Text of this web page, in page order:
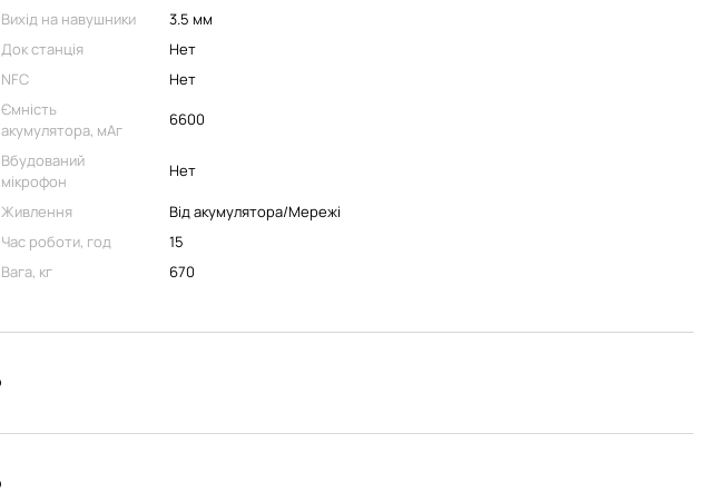
Вихід на навушники
3.5 мм
Док станція
Нет
NFC
Нет
Ємність
акумулятора, мАг
6600
Вбудований
мікрофон
Нет
Живлення
Від акумулятора/Мережі
Час роботи, год
15
Вага, кг
670